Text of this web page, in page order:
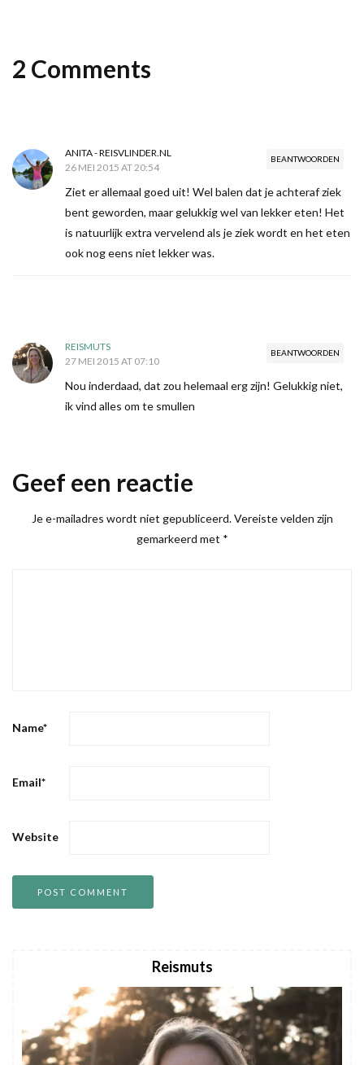
2 Comments
BEANTWOORDEN
ANITA - REISVLINDER.NL
26 MEI 2015 AT 20:54
Ziet er allemaal goed uit! Wel balen dat je achteraf ziek
bent geworden, maar gelukkig wel van lekker eten! Het
is natuurlijk extra vervelend als je ziek wordt en het eten
ook nog eens niet lekker was.
BEANTWOORDEN
REISMUTS
27 MEI 2015 AT 07:10
Nou inderdaad, dat zou helemaal erg zijn! Gelukkig niet,
ik vind alles om te smullen
Geef een reactie
Je e-mailadres wordt niet gepubliceerd. Vereiste velden zijn
gemarkeerd met *
Name*
Email*
Website
Reismuts